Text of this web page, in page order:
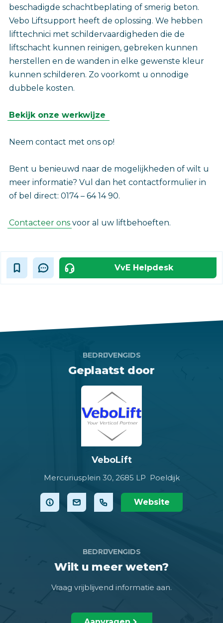
beschadigde schachtbeplating of smerig beton.
Vebo Liftsupport heeft de oplossing. We hebben
lifttechnici met schildervaardigheden die de
liftschacht kunnen reinigen, gebreken kunnen
herstellen en de wanden in elke gewenste kleur
kunnen schilderen. Zo voorkomt u onnodige
dubbele kosten.
‎Bekijk onze werkwijze
Neem contact met ons op!
Bent u benieuwd naar de mogelijkheden of wilt u
meer informatie? Vul dan het contactformulier in
of bel direct: 0174 – 64 14 90.
Contacteer ons voor al uw liftbehoeften.
VvE Helpdesk
BEDRIJVENGIDS
Geplaatst door
VeboLift
Mercuriusplein 30, 2685 LP Poeldijk
Website
BEDRIJVENGIDS
Wilt u meer weten?
Vraag vrijblijvend informatie aan.